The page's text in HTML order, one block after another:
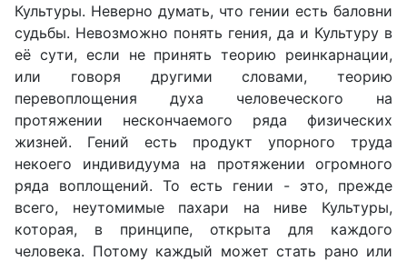
Культуры. Неверно думать, что гении есть баловни
судьбы. Невозможно понять гения, да и Культуру в
её сути, если не принять теорию реинкарнации,
или говоря другими словами, теорию
перевоплощения духа человеческого на
протяжении нескончаемого ряда физических
жизней. Гений есть продукт упорного труда
некоего индивидуума на протяжении огромного
ряда воплощений. То есть гении - это, прежде
всего, неутомимые пахари на ниве Культуры,
которая, в принципе, открыта для каждого
человека. Потому каждый может стать рано или